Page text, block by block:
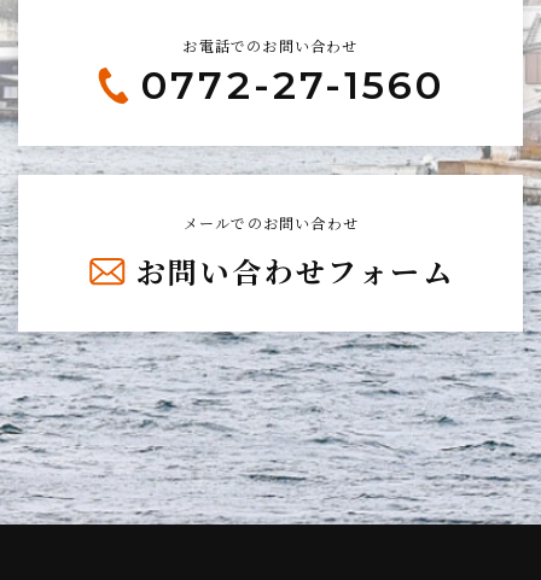
お電話でのお問い合わせ
0772-27-1560
メールでのお問い合わせ
お問い合わせフォーム